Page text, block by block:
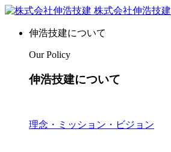
株式会社伸浩技建
伸浩技建について
Our Policy
伸浩技建について
理念・ミッション・ビジョン